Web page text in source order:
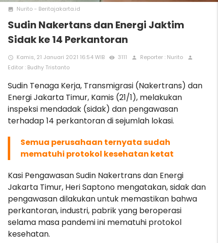
photo Nurito - Beritajakarta.id
Sudin Nakertans dan Energi Jaktim
Sidak ke 14 Perkantoran
access_time Kamis, 21 Januari 2021 16:54 WIB remove_red_eye 3111 person Reporter : Nurito person
Editor : Budhy Tristanto
Sudin Tenaga Kerja, Transmigrasi (Nakertrans) dan
Energi Jakarta Timur, Kamis (21/1), melakukan
inspeksi mendadak (sidak) dan pengawasan
terhadap 14 perkantoran di sejumlah lokasi.
Semua perusahaan ternyata sudah
mematuhi protokol kesehatan ketat
Kasi Pengawasan Sudin Nakertrans dan Energi
Jakarta Timur, Heri Saptono mengatakan, sidak dan
pengawasan dilakukan untuk memastikan bahwa
perkantoran, industri, pabrik yang beroperasi
selama masa pandemi ini mematuhi protokol
kesehatan.